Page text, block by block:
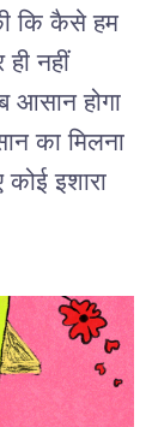
कि कैसे हम
नहीं
आसान होगा
का मिलना
इशारा